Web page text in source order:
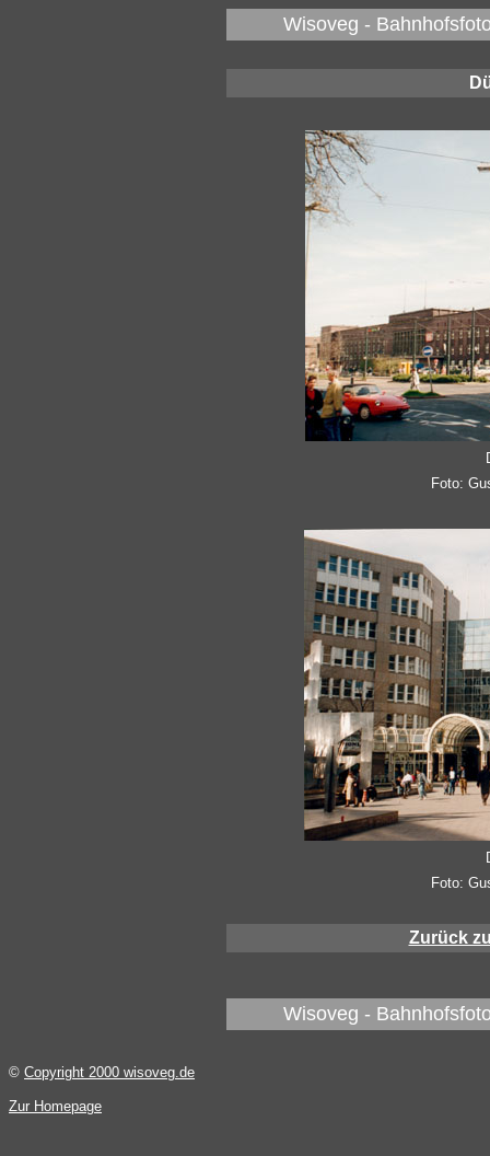
Wisoveg -
Foto:
Foto:
Zurück
Wisoveg -
© Copyright 2000 wisoveg.de
Zur Homepage